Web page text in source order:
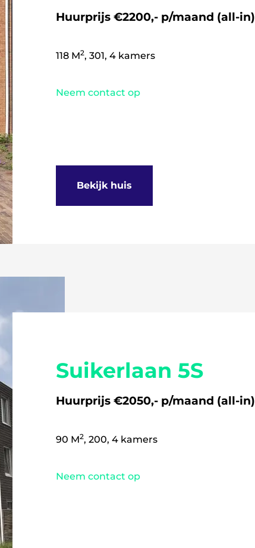
Huurprijs €2200,- p/maand (all-in)
118 M2, 301, 4 kamers
Neem contact op
Bekijk huis
Suikerlaan 5S
Huurprijs €2050,- p/maand (all-in)
90 M2, 200, 4 kamers
Neem contact op